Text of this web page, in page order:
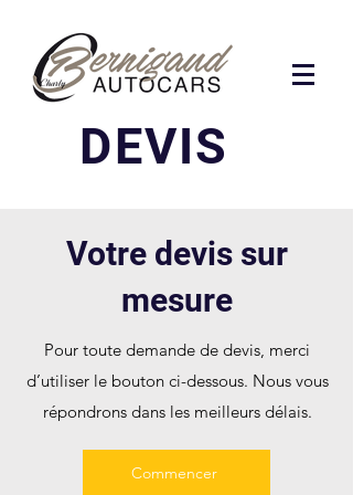
DEVIS
Votre devis sur
mesure
Pour toute demande de devis, merci
d’utiliser le bouton ci-dessous. Nous vous
répondrons dans les meilleurs délais.
Commencer